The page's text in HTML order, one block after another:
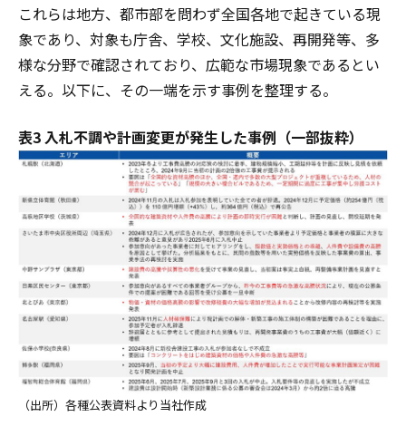
これらは地方、都市部を問わず全国各地で起きている現
象であり、対象も庁舎、学校、文化施設、再開発等、多
様な分野で確認されており、広範な市場現象であるとい
える。以下に、その一端を示す事例を整理する。
表3 入札不調や計画変更が発生した事例（一部抜粋）
（出所）各種公表資料より当社作成